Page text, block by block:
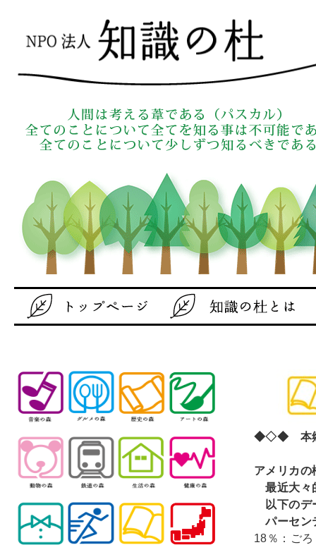
◆◇◆ 本郷
アメリカの
最近大々
以下のデ
パーセン
18％：ご